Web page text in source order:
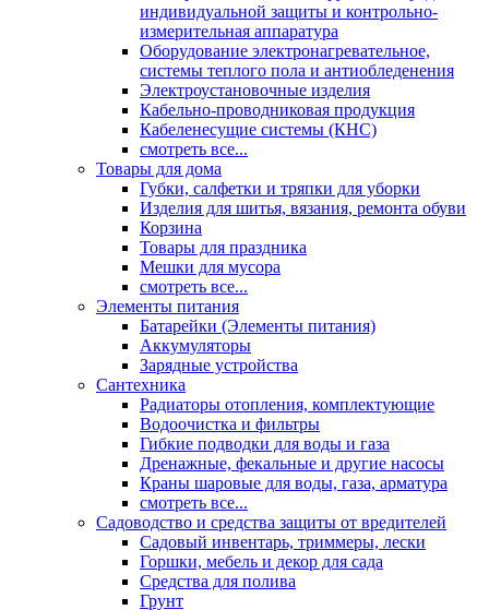
индивидуальной защиты и контрольно-
измерительная аппаратура
Оборудование электронагревательное,
системы теплого пола и антиобледенения
Электроустановочные изделия
Кабельно-проводниковая продукция
Кабеленесущие системы (КНС)
смотреть все...
Товары для дома
Губки, салфетки и тряпки для уборки
Изделия для шитья, вязания, ремонта обуви
Корзина
Товары для праздника
Мешки для мусора
смотреть все...
Элементы питания
Батарейки (Элементы питания)
Аккумуляторы
Зарядные устройства
Сантехника
Радиаторы отопления, комплектующие
Водоочистка и фильтры
Гибкие подводки для воды и газа
Дренажные, фекальные и другие насосы
Краны шаровые для воды, газа, арматура
смотреть все...
Садоводство и средства защиты от вредителей
Садовый инвентарь, триммеры, лески
Горшки, мебель и декор для сада
Средства для полива
Грунт